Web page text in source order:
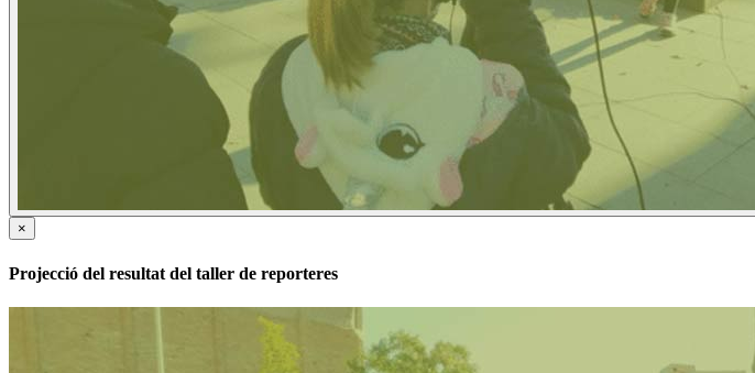
×
Projecció del resultat del taller de reporteres